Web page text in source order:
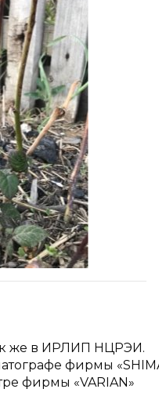
же в ИРЛИП НЦРЭИ.
фирмы
фирмы «VARIAN»